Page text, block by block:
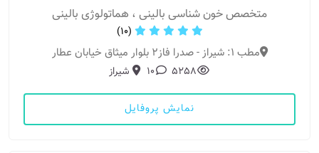
متخصص خون شناسی بالینی ، هماتولوژی بالینی
(10)
مطب 1: شیراز - صدرا فاز2 بلوار میثاق خیابان عطار
5258
10 شیراز
نمایش پروفایل